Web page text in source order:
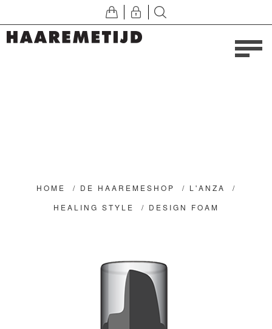
HOME / DE HAAREMESHOP / L'ANZA
/
HEALING STYLE
/ DESIGN FOAM